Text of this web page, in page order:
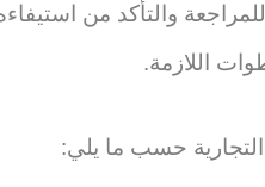
والتأكد من
اللازمة.
حسب ما يلي: